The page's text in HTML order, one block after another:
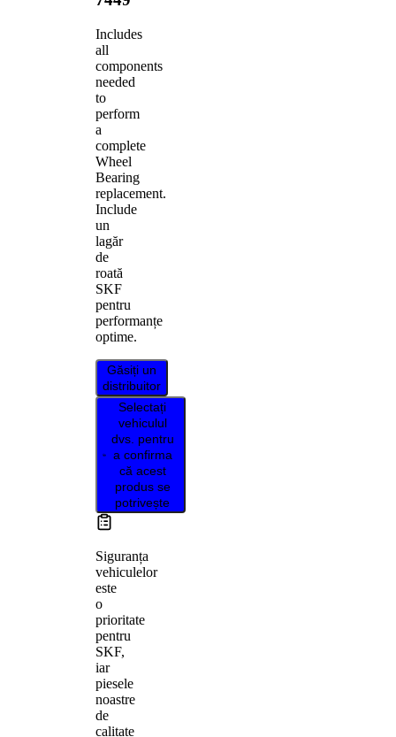
Includes
all
components
needed
to
perform
a
complete
Wheel
Bearing
replacement.
Include
un
lagăr
de
roată
SKF
pentru
performanțe
optime.
Găsiți un
distribuitor
Selectați
vehiculul
dvs. pentru
a confirma
că acest
produs se
potrivește
Siguranța
vehiculelor
este
o
prioritate
pentru
SKF,
iar
piesele
noastre
de
calitate